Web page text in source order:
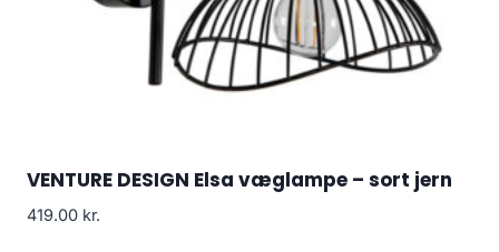
VENTURE DESIGN Elsa væglampe – sort jern
419.00 kr.